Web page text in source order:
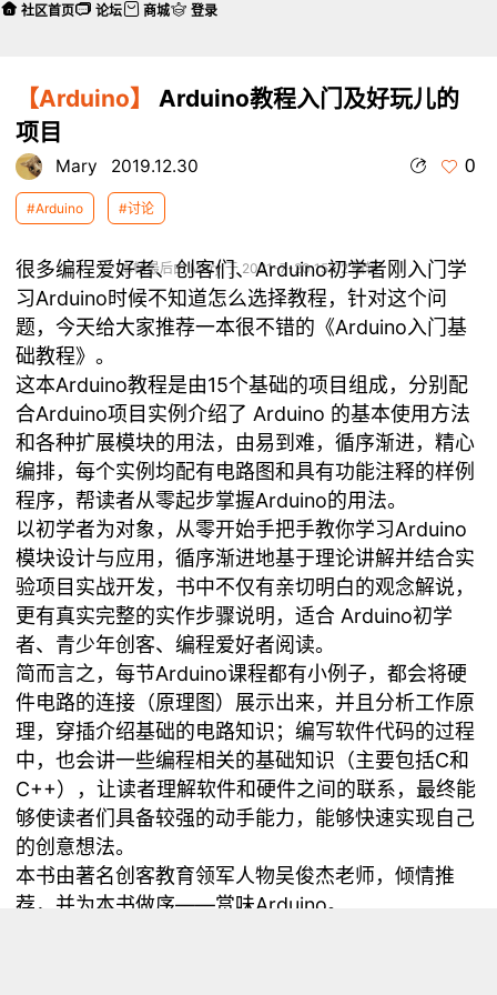
【Arduino】
Arduino教程入门及好玩儿的
项目
Mary 2019.12.30 0
#Arduino #讨论
本帖最后由 Mary 于 2021-7-20 15:02 编辑
很多编程爱好者、创客们、Arduino初学者刚入门学
习Arduino时候不知道怎么选择教程，针对这个问
题，今天给大家推荐一本很不错的《Arduino入门基
础教程》。
这本Arduino教程是由15个基础的项目组成，分别配
合Arduino项目实例介绍了 Arduino 的基本使用方法
和各种扩展模块的用法，由易到难，循序渐进，精心
编排，每个实例均配有电路图和具有功能注释的样例
程序，帮读者从零起步掌握Arduino的用法。
以初学者为对象，从零开始手把手教你学习Arduino
模块设计与应用，循序渐进地基于理论讲解并结合实
验项目实战开发，书中不仅有亲切明白的观念解说，
更有真实完整的实作步骤说明，适合 Arduino初学
者、青少年创客、编程爱好者阅读。
简而言之，每节Arduino课程都有小例子，都会将硬
件电路的连接（原理图）展示出来，并且分析工作原
理，穿插介绍基础的电路知识；编写软件代码的过程
中，也会讲一些编程相关的基础知识（主要包括C和
C++），让读者理解软件和硬件之间的联系，最终能
够使读者们具备较强的动手能力，能够快速实现自己
的创意想法。
本书由著名创客教育领军人物吴俊杰老师，倾情推
荐，并为本书做序——赏味Arduino。
社区首页 论坛 商城 登录